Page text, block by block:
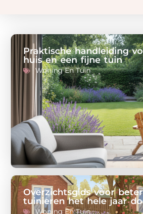
Praktische handleiding
huis en een fijne tuin
Woning En Tuin
Overzichtsgids voor
tuinieren het hele jaar
Woning En Tuin